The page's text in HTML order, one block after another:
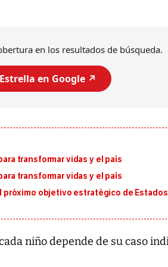
en los resultados de búsqueda.
en Google ↗️
transformar vidas y el país
transformar vidas y el país
próximo objetivo estratégico de
niño depende de su caso
al sur de Japón,